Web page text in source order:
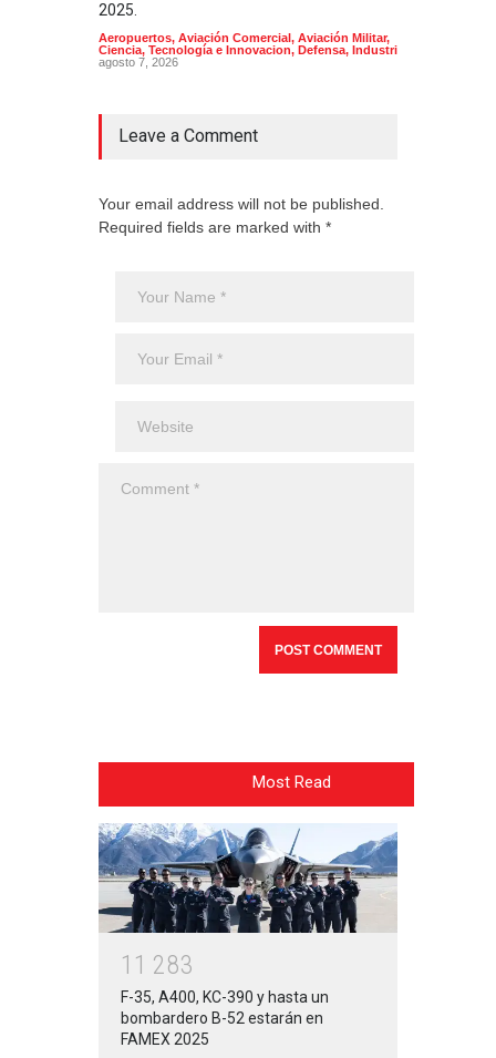
2025.
Aeropuertos, Aviación Comercial, Aviación Militar,
Ciencia, Tecnología e Innovacion, Defensa, Industria
agosto 7, 2026
Leave a Comment
Your email address will not be published.
Required fields are marked with *
Most Read
1 1 283
F-35, A400, KC-390 y hasta un
bombardero B-52 estarán en
FAMEX 2025